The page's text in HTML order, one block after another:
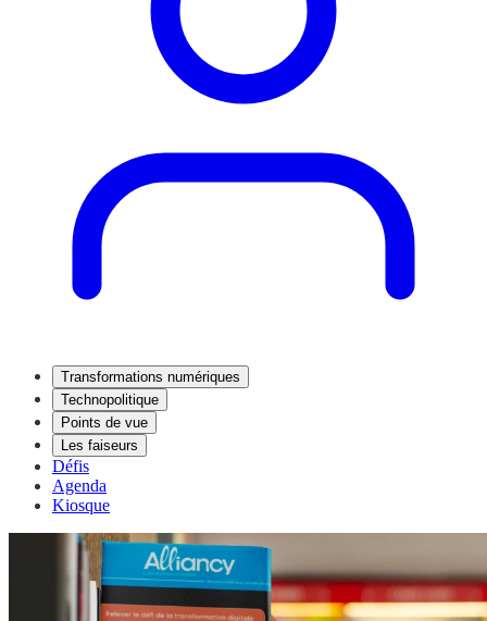
Transformations numériques
Technopolitique
Points de vue
Les faiseurs
Défis
Agenda
Kiosque